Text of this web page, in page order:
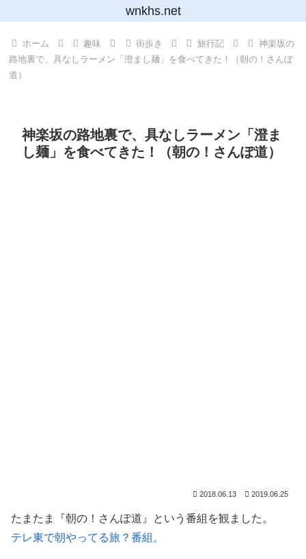
wnkhs.net
ホーム 趣味 街歩き 旅行記
神楽坂の
路地裏で、具なしラーメン「澄まし麺」を食べてきた！（朝の！さんぽ
道）
神楽坂の路地裏で、具なしラーメン「澄ま
し麺」を食べてきた！（朝の！さんぽ道）
2018.06.13 2019.06.25
たまたま『朝の！さんぽ道』という番組を観ました。
テレ東で朝やってる旅？番組。